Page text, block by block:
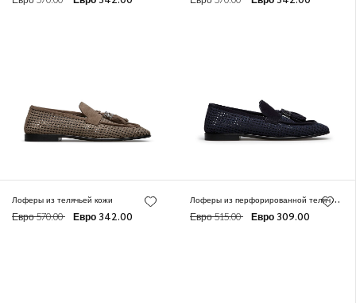
Лоферы из телячьей кожи
Евро 570.00 Евро 342.00
Л
оферы из перфорированной телячьей кожи
Евро 515.00 Евро 309.00